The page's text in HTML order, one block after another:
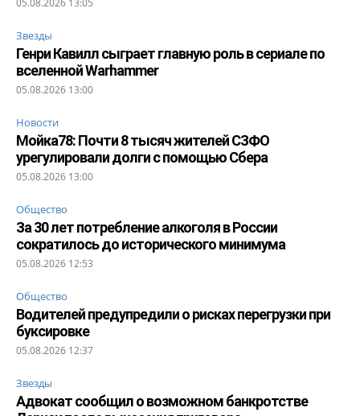
Звезды
Генри Кавилл сыграет главную роль в сериале по
вселенной Warhammer
05.08.2026 13:00
Новости
Мойка78: Почти 8 тысяч жителей СЗФО
урегулировали долги с помощью Сбера
05.08.2026 13:00
Общество
За 30 лет потребление алкоголя в России
сократилось до исторического минимума
05.08.2026 12:53
Общество
Водителей предупредили о рисках перегрузки при
буксировке
05.08.2026 12:37
Звезды
Адвокат сообщил о возможном банкротстве